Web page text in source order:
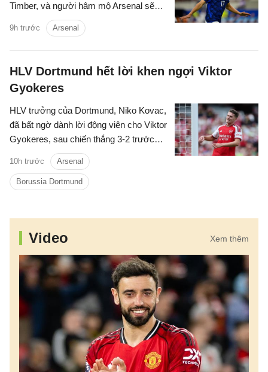
Timber, và người hâm mộ Arsenal sẽ
không được chứng kiến cả hai thi đấu
trong một thời gian dài.
9h trước Arsenal
HLV Dortmund hết lời khen ngợi Viktor
Gyokeres
HLV trưởng của Dortmund, Niko Kovac,
đã bất ngờ dành lời động viên cho Viktor
Gyokeres, sau chiến thắng 3-2 trước
10h trước Arsenal
Borussia Dortmund
Video Xem thêm